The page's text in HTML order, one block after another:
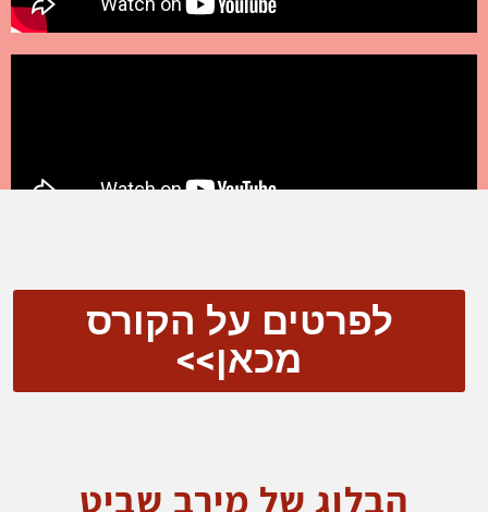
לפרטים על הקורס
מכאן>>
הבלוג של מירב שביט